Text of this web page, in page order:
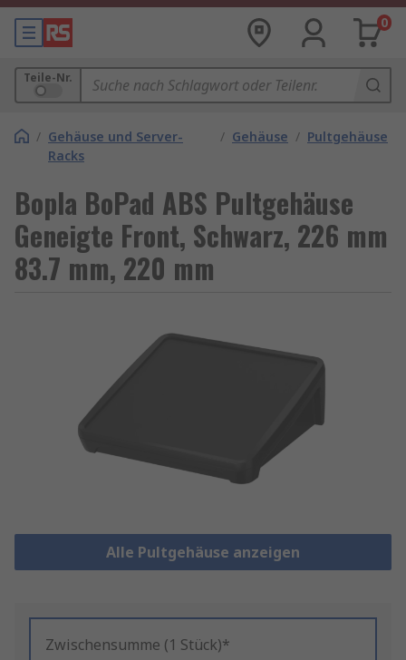
0
Teile-Nr.
/ Gehäuse und Server-
Racks
/ Gehäuse / Pultgehäuse
Bopla BoPad ABS Pultgehäuse
Geneigte Front, Schwarz, 226 mm
83.7 mm, 220 mm
Alle Pultgehäuse anzeigen
Zwischensumme (1 Stück)*